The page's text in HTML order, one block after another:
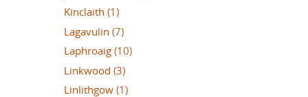
Kinclaith (1)
Lagavulin (7)
Laphroaig (10)
Linkwood (3)
Linlithgow (1)